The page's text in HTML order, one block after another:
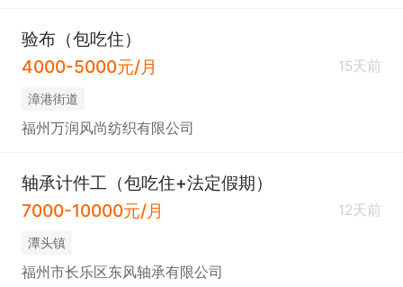
验布（包吃住）
4000-5000元/月
15天前
​漳港街道
福州万润风尚纺织有限公司
轴承计件工（包吃住+法定假期）
7000-10000元/月
12天前
​潭头镇
福州市长乐区东风轴承有限公司